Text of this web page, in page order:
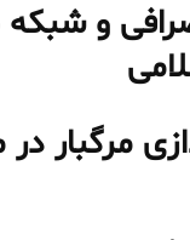
و شبکه
مرگبار